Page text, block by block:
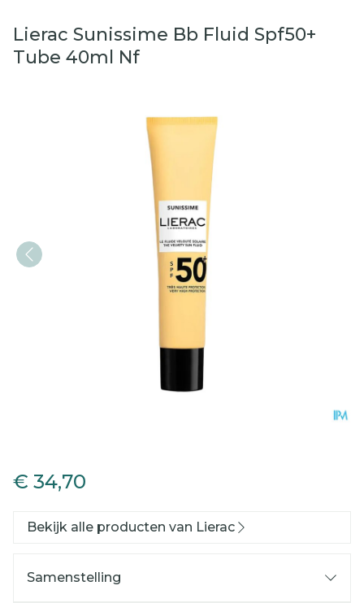
Lierac Sunissime Bb Fluid Spf50+
Tube 40ml Nf
€ 34,70
Bekijk alle producten van Lierac
Samenstelling